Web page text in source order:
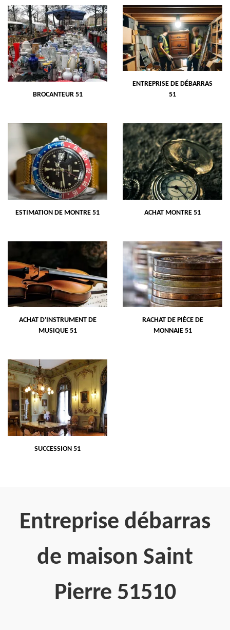
BROCANTEUR 51
ENTREPRISE DE DÉBARRAS
51
ESTIMATION DE MONTRE 51 ACHAT MONTRE 51
ACHAT D'INSTRUMENT DE
MUSIQUE 51
RACHAT DE PIÈCE DE
MONNAIE 51
SUCCESSION 51
Entreprise débarras
de maison Saint
Pierre 51510